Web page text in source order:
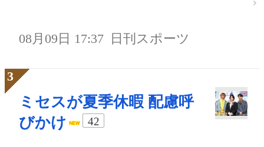
08月09日 17:37 日刊スポーツ
ミセスが夏季休暇 配慮呼
びかけ
42